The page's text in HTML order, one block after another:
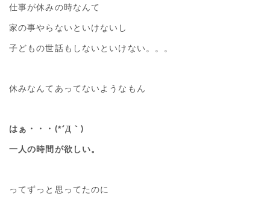
仕事が休みの時なんて
家の事やらないといけないし
子どもの世話もしないといけない。。。
休みなんてあってないようなもん
はぁ・・・(*´Д｀)
一人の時間が欲しい。
ってずっと思ってたのに